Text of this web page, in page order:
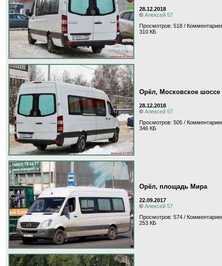
28.12.2018
© Алексей 57
Просмотров: 518 /
310 КБ
Орёл, Московское шоссе
28.12.2018
© Алексей 57
Просмотров: 505 /
346 КБ
Орёл, площадь Мира
22.09.2017
© Алексей 57
Просмотров: 574 /
253 КБ